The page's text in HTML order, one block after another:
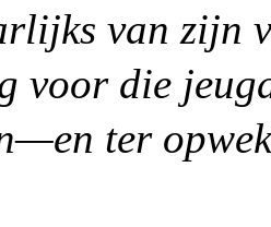
van zijn
voor die
ter